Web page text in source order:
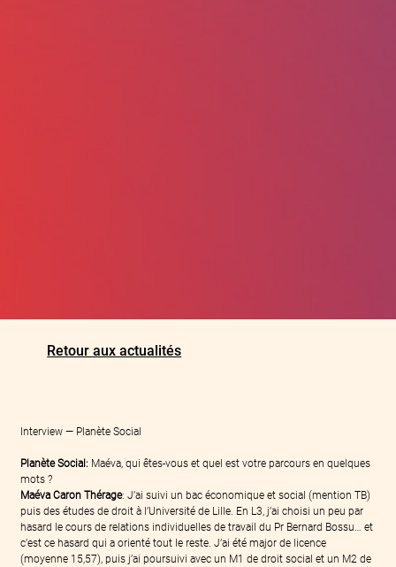
Retour aux actualités
Interview — Planète Social
Planète Social: Maéva, qui êtes-vous et quel est votre parcours en quelques
mots ?
Maéva Caron Thérage: J’ai suivi un bac économique et social (mention TB)
puis des études de droit à l’Université de Lille. En L3, j’ai choisi un peu par
hasard le cours de relations individuelles de travail du Pr Bernard Bossu… et
c’est ce hasard qui a orienté tout le reste. J’ai été major de licence
(moyenne 15,57), puis j’ai poursuivi avec un M1 de droit social et un M2 de